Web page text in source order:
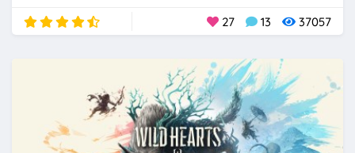
27 13 37057